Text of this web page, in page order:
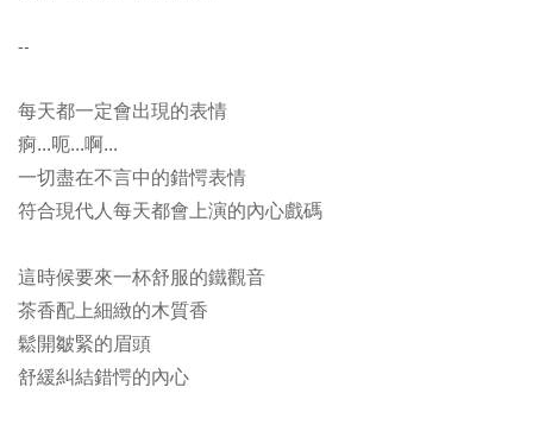
--
每天都一定會出現的表情
痾...呃...啊...
一切盡在不言中的錯愕表情
符合現代人每天都會上演的內心戲碼
這時候要來一杯舒服的鐵觀音
茶香配上細緻的木質香
鬆開皺緊的眉頭
舒緩糾結錯愕的內心